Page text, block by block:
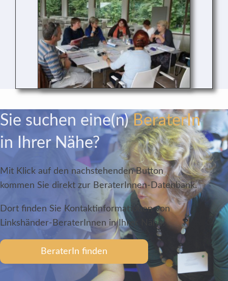
Sie suchen eine(n)BeraterIn
in Ihrer Nähe?
Mit Klick auf den nachstehenden Button
kommen Sie direkt zur BeraterInnen-Datenbank.
Dort finden Sie Kontaktinformationen von
Linkshänder- BeraterInnen in Ihrer Nähe.
BeraterIn finden